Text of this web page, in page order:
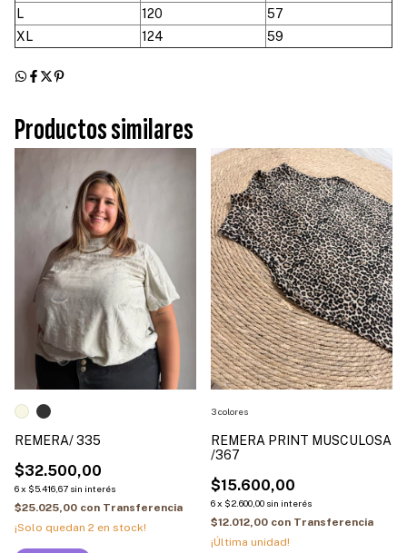
L
120
57
XL
124 59
Productos similares
REMERA/ 335
$32.500,00
6x $5.416,67 sin interés
$25.025,00 con Transferencia
¡Solo quedan 2 en stock!
REMERA PRINT MUSCULOSA
/367
$15.600,00
6x $2.600,00 sin interés
$12.012,00 con Transferencia
¡Última unidad!
3 colores